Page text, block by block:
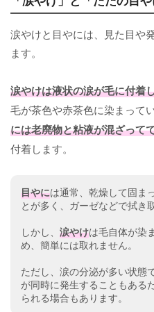
涙やけと目やには、見た目や
ます。
涙やけは液状の涙が毛に付着
毛が茶色や赤茶色に染まって
には老廃物と粘液が混ざって
付着します。
目やには通常、乾燥して固ま
とが多く、ガーゼなどで拭き
しかし、 涙やけは毛自体が染
め、簡単には取れません。
ただし、涙の分泌が多い状態
が同時に発生することもある
られる場合もあります。